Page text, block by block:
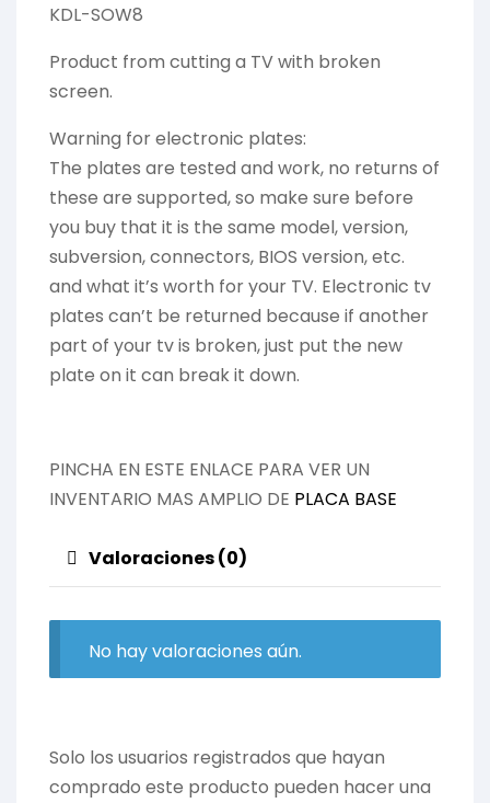
KDL-SOW8
Product from cutting a TV with broken
screen.
Warning for electronic plates:
The plates are tested and work, no returns of
these are supported, so make sure before
you buy that it is the same model, version,
subversion, connectors, BIOS version, etc.
and what it’s worth for your TV. Electronic tv
plates can’t be returned because if another
part of your tv is broken, just put the new
plate on it can break it down.
PINCHA EN ESTE ENLACE PARA VER UN
INVENTARIO MAS AMPLIO DE PLACA BASE
Valoraciones (0)
No hay valoraciones aún.
Solo los usuarios registrados que hayan
comprado este producto pueden hacer una